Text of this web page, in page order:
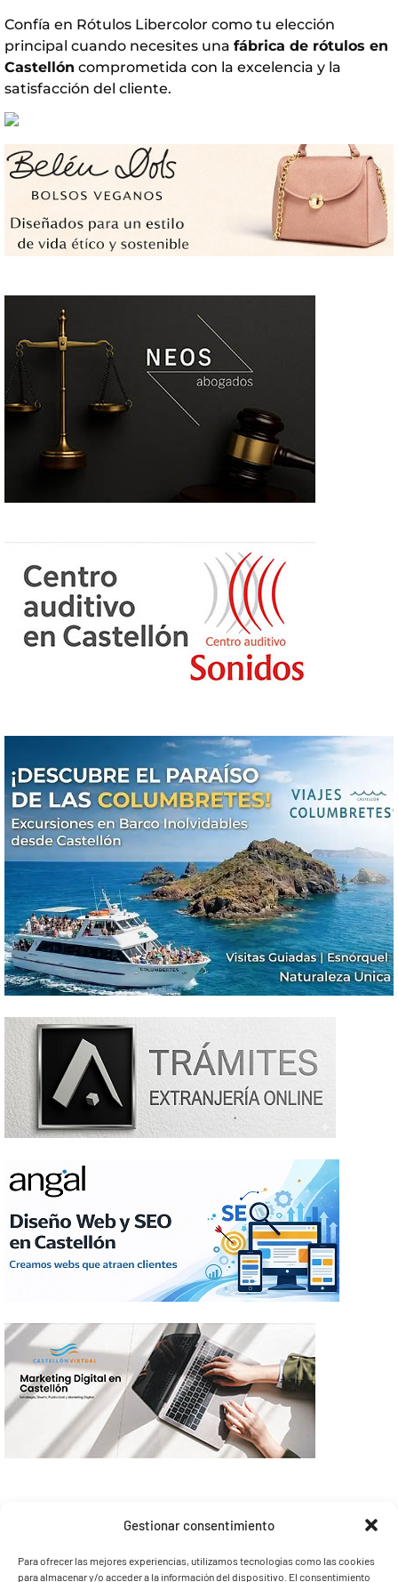
Gestionar consentimiento
Para ofrecer las mejores experiencias, utilizamos tecnologías como las cookies
para almacenar y/o acceder a la información del dispositivo. El consentimiento
Confía en Rótulos Libercolor como tu elección
principal cuando necesites una fábrica de rótulos en
Castellón comprometida con la excelencia y la
satisfacción del cliente.